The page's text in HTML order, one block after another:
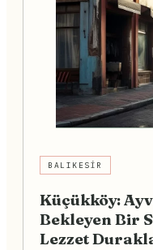
BALIKESIR
Küçükköy:
Bekleyen Bir
Lezzet